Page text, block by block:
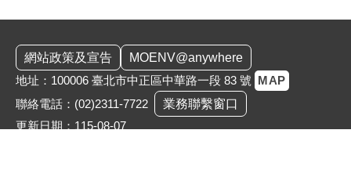
網站政策及宣告
MOENV@anywhere
地址：100006 臺北市中正區中華路一段 83 號 MAP
聯絡電話： (02)2311-7722
業務聯繫窗口
更新日期：115-08-07